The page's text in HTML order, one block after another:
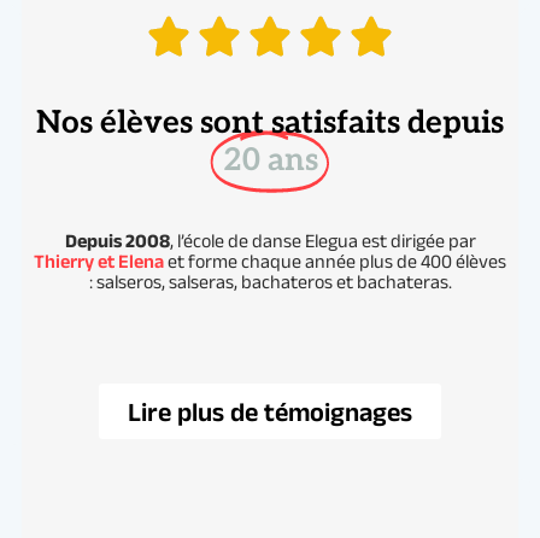
Nos élèves sont satisfaits depuis
20 ans
Depuis 2008, l’école de danse Elegua est dirigée par
Thierry et Elenaet forme chaque année plus de 400 élèves
: salseros, salseras, bachateros et bachateras.
Lire plus de témoignages